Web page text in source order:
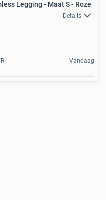
Legging - Maat S - Roze
Details
Vandaag